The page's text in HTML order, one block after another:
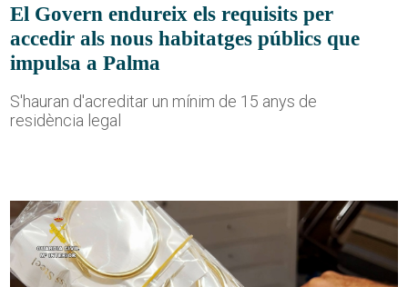
El Govern endureix els requisits per
accedir als nous habitatges públics que
impulsa a Palma
S'hauran d'acreditar un mínim de 15 anys de
residència legal